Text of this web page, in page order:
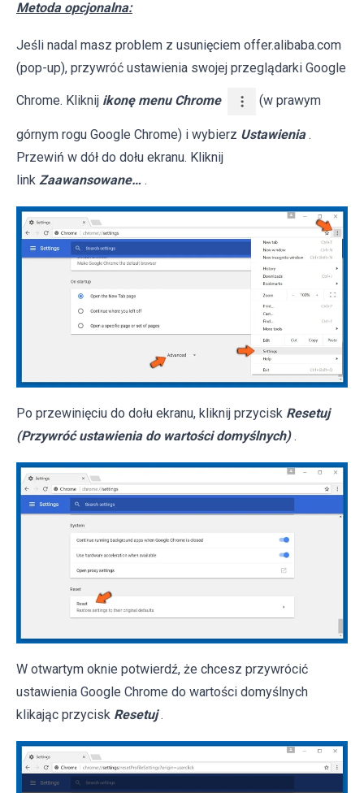
Metoda opcjonalna:
Jeśli nadal masz problem z usunięciem offer.alibaba.com
(pop-up), przywróć ustawienia swojej przeglądarki Google
Chrome. Kliknij ikonę menu Chrome (w prawym
górnym rogu Google Chrome) i wybierz Ustawienia .
Przewiń w dół do dołu ekranu. Kliknij
link Zaawansowane… .
Po przewinięciu do dołu ekranu, kliknij przycisk Resetuj
(Przywróć ustawienia do wartości domyślnych) .
W otwartym oknie potwierdź, że chcesz przywrócić
ustawienia Google Chrome do wartości domyślnych
klikając przycisk Resetuj .